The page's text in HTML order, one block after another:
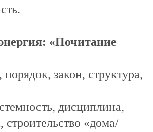
«Почитание
закон, структура,
дисциплина,
строительство «дома/